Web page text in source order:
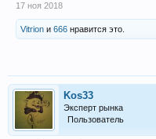
17 ноя 2018
Vitrion и 666 нравится это.
Kos33
Эксперт рынка
Пользователь